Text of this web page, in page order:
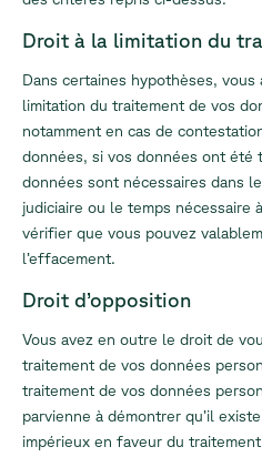
Droit à la limitation du
Dans certaines hypothèses,
limitation du traitement de vos
notamment en cas de
données, si vos données ont été
données sont nécessaires dans
judiciaire ou le temps nécessaire
vérifier que vous pouvez
l’effacement.
Droit d’opposition
Vous avez en outre le droit de
traitement de vos données
traitement de vos données
parvienne à démontrer qu’il
impérieux en faveur du